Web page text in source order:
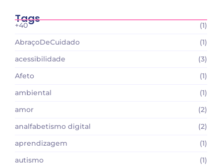
Tags
+40
(1)
AbraçoDeCuidado
(1)
acessibilidade
(3)
Afeto
(1)
ambiental
(1)
amor
(2)
analfabetismo digital
(2)
aprendizagem
(1)
autismo
(1)